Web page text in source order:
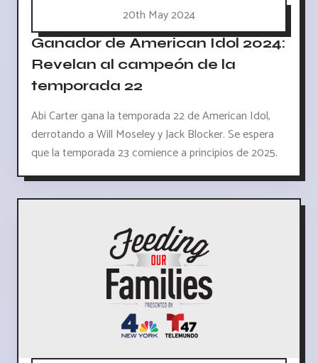
20th May 2024
Ganador de American Idol 2024:
Revelan al campeón de la
temporada 22
Abi Carter gana la temporada 22 de American Idol,
derrotando a Will Moseley y Jack Blocker. Se espera
que la temporada 23 comience a principios de 2025.